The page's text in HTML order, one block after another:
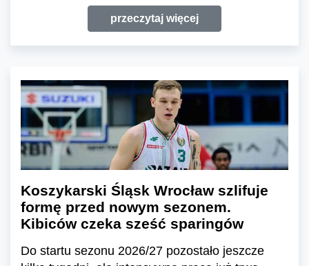
przeczytaj więcej
Koszykarski Śląsk Wrocław szlifuje
formę przed nowym sezonem.
Kibiców czeka sześć sparingów
Do startu sezonu 2026/27 pozostało jeszcze